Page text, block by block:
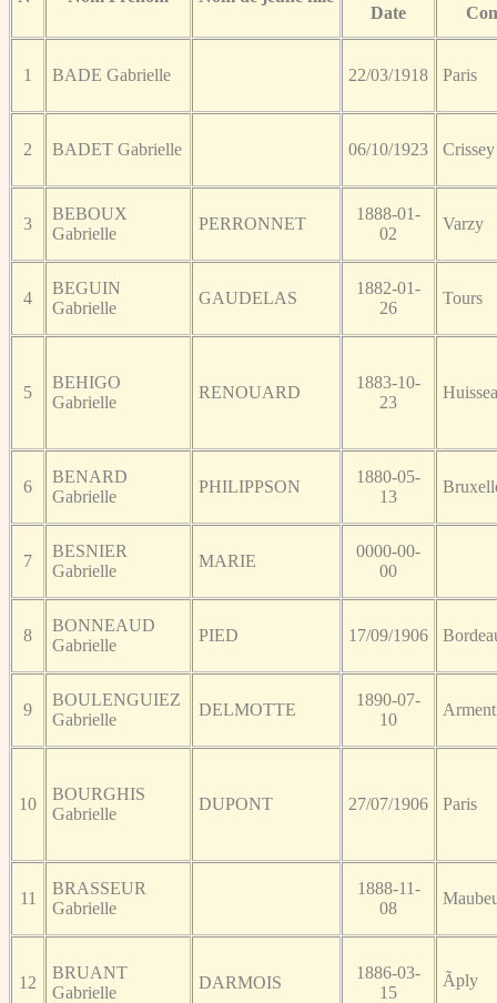
Date
1 BADE Gabrielle 22/03/1918 Paris
2 BADET Gabrielle 06/10/1923 Crissey
3
BEBOUX
Gabrielle
PERRONNET
1888-01-
02
Varzy
4
BEGUIN
Gabrielle
GAUDELAS
1882-01-
26
Tours
5
BEHIGO
Gabrielle
RENOUARD
1883-10-
23
6
BENARD
Gabrielle
PHILIPPSON
1880-05-
13
7
BESNIER
Gabrielle
MARIE
0000-00-
00
8
BONNEAUD
Gabrielle
PIED 17/09/1906
9
BOULENGUIEZ
Gabrielle
DELMOTTE
1890-07-
10
10
BOURGHIS
Gabrielle
DUPONT 27/07/1906 Paris
11
BRASSEUR
Gabrielle
1888-11-
08
12
BRUANT
Gabrielle
DARMOIS
1886-03-
15
Ãply